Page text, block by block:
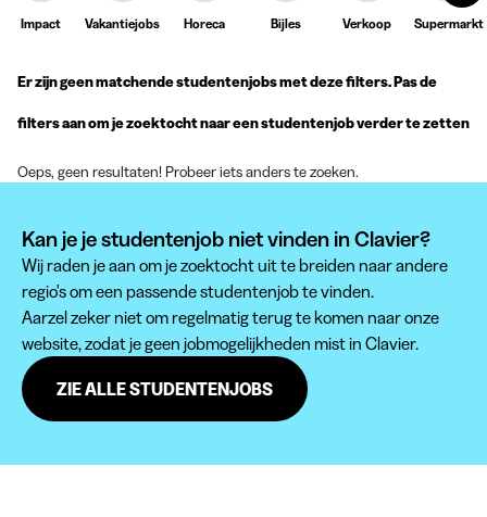
Impact Vakantiejobs Horeca Bijles Verkoop Supermarkt
Er zijn geen matchende studentenjobs met deze filters. Pas de
filters aan om je zoektocht naar een studentenjob verder te zetten
Oeps, geen resultaten! Probeer iets anders te zoeken.
Kan je je studentenjob niet vinden in Clavier?
Wij raden je aan om je zoektocht uit te breiden naar andere
regio's om een passende studentenjob te vinden.
Aarzel zeker niet om regelmatig terug te komen naar onze
website, zodat je geen jobmogelijkheden mist in Clavier.
ZIE ALLE STUDENTENJOBS